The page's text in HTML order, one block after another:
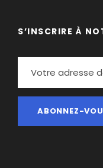
S’INSCRIRE À